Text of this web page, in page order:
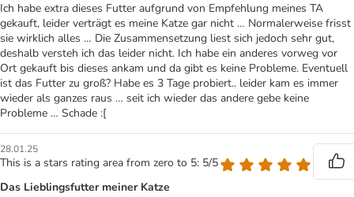
Ich habe extra dieses Futter aufgrund von Empfehlung meines TA
gekauft, leider verträgt es meine Katze gar nicht … Normalerweise frisst
sie wirklich alles … Die Zusammensetzung liest sich jedoch sehr gut,
deshalb versteh ich das leider nicht. Ich habe ein anderes vorweg vor
Ort gekauft bis dieses ankam und da gibt es keine Probleme. Eventuell
ist das Futter zu groß? Habe es 3 Tage probiert.. leider kam es immer
wieder als ganzes raus … seit ich wieder das andere gebe keine
Probleme … Schade :[
28.01.25
This is a stars rating area from zero to 5: 5/5
Das Lieblingsfutter meiner Katze